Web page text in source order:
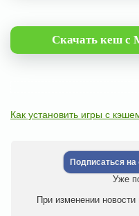
Скачать кеш с
Как установить игры с
Подписаться
Уже
При изменении